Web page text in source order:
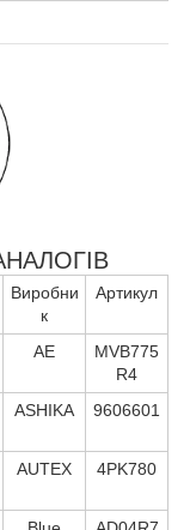
Виробни
к
Артикул
AE
MVB775
R4
ASHIKA 9606601
AUTEX 4PK780